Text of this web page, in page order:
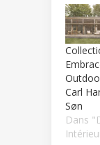
Carl
Søn
Dans